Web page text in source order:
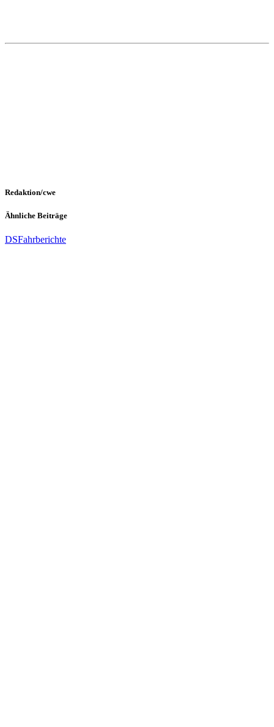
Redaktion/cwe
Ähnliche Beiträge
DSFahrberichte